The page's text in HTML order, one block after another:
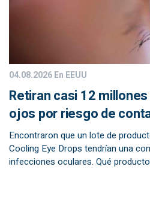
04.08.2026En EEUU
Retiran casi 12
ojos por riesgo de
Encontraron que un lote de
Cooling Eye Drops tendrían una
infecciones oculares. Qué